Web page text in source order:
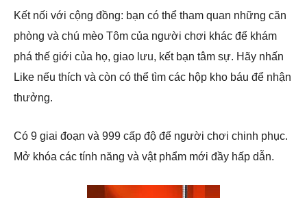
Kết nối với cộng đồng: bạn có thể tham quan những căn
phòng và chú mèo Tôm của người chơi khác để khám
phá thế giới của họ, giao lưu, kết bạn tâm sự. Hãy nhấn
Like nếu thích và còn có thể tìm các hộp kho báu để nhận
thưởng.
Có 9 giai đoạn và 999 cấp độ để người chơi chinh phục.
Mở khóa các tính năng và vật phẩm mới đầy hấp dẫn.